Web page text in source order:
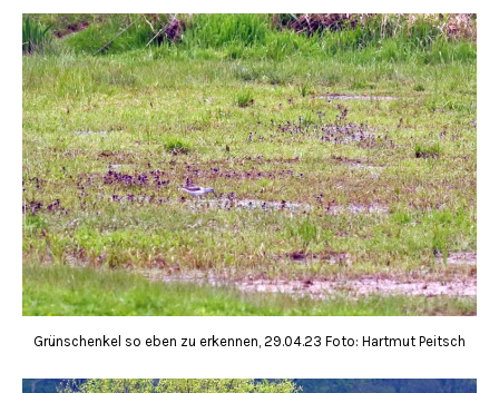
Grünschenkel so eben zu erkennen, 29.04.23 Foto: Hartmut Peitsch